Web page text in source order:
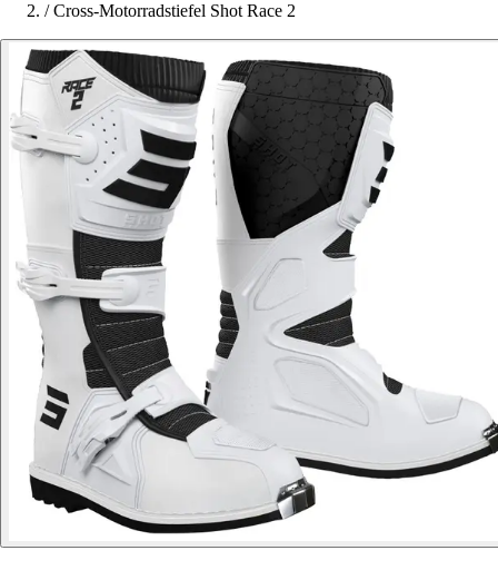
/ Cross-Motorradstiefel Shot Race 2